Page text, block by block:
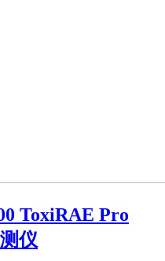
ToxiRAE Pro
仪